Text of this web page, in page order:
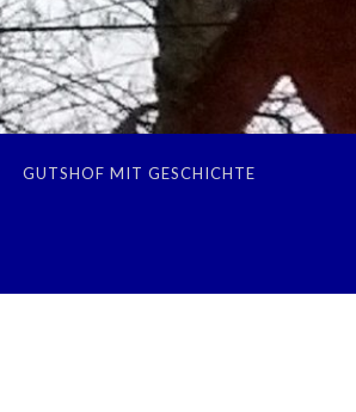
GUTSHOF MIT GESCHICHTE